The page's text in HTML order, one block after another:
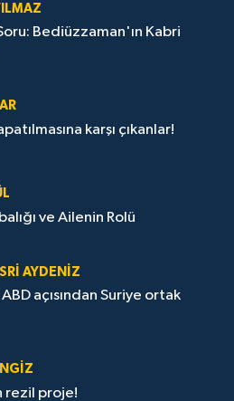
Bediüzzaman'ın Kabri
karşı çıkanlar!
ve Ailenin Rolü
AYDENIZ
açısından Suriye ortak
rezil proje!